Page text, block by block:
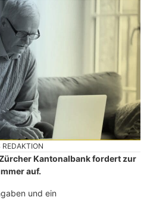
REDAKTION
Kantonalbank fordert zur
auf.
und ein